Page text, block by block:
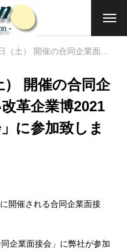
会「働きがい改革企業博2021 2nd 合同企業面接会」に参加致します。
） 開催の合同企
革企業博2021
に参加致しま
開催される合同企業面接
企業面接会」に弊社が参加